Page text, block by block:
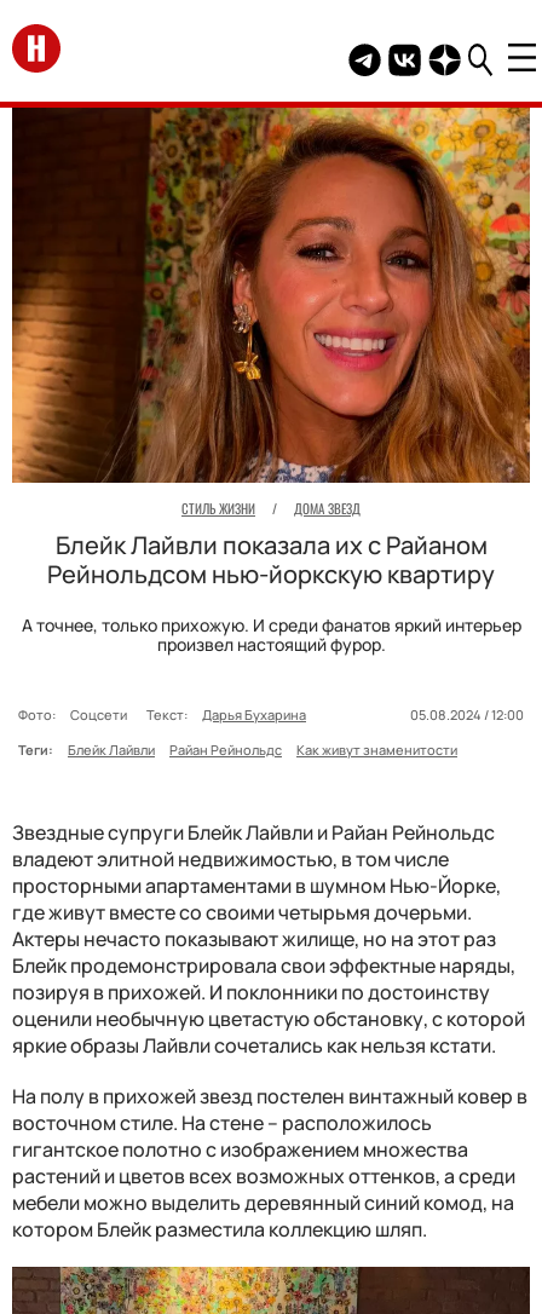
Перейти на главную
Telegram канал
Группа HELLO
Канал
СТИЛЬ ЖИЗНИ / ДОМА ЗВЕЗД
Блейк Лайвли показала их с Райаном
Рейнольдсом нью-йоркскую квартиру
А точнее, только прихожую. И среди фанатов яркий интерьер
произвел настоящий фурор.
Фото: Соцсети Текст: Дарья Бухарина
05.08.2024 / 12:00
Теги:
Блейк Лайвли Райан Рейнольдс Как живут знаменитости
Звездные супруги Блейк Лайвли и Райан Рейнольдс
владеют элитной недвижимостью, в том числе
просторными апартаментами в шумном Нью-Йорке,
где живут вместе со своими четырьмя дочерьми.
Актеры нечасто показывают жилище, но на этот раз
Блейк продемонстрировала свои эффектные наряды,
позируя в прихожей. И поклонники по достоинству
оценили необычную цветастую обстановку, с которой
яркие образы Лайвли сочетались как нельзя кстати.
На полу в прихожей звезд постелен винтажный ковер в
восточном стиле. На стене – расположилось
гигантское полотно с изображением множества
растений и цветов всех возможных оттенков, а среди
мебели можно выделить деревянный синий комод, на
котором Блейк разместила коллекцию шляп.